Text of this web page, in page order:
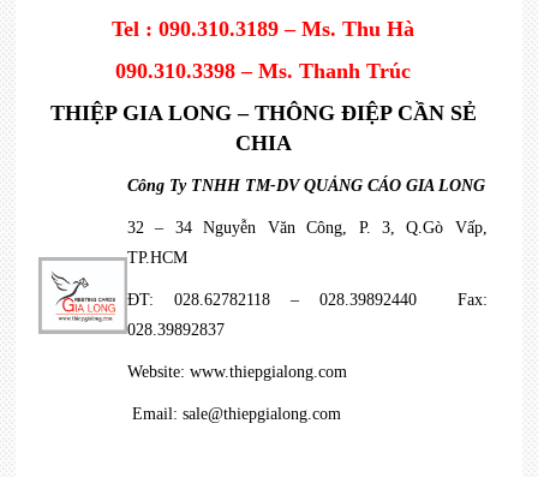
Tel : 090.310.3189 – Ms. Thu Hà
090.310.3398 – Ms. Thanh Trúc
THIỆP GIA LONG – THÔNG ĐIỆP CẦN SẺ
CHIA
Công Ty TNHH TM-DV QUẢNG CÁO GIA LONG
32 – 34 Nguyễn Văn Công, P. 3, Q.Gò Vấp,
TP.HCM
ĐT: 028.62782118 – 028.39892440 Fax:
028.39892837
Website: www.thiepgialong.com
Email: sale@thiepgialong.com